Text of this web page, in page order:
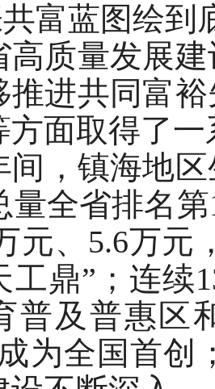
蓝图绘到
量发展建
推进共同富
方面取得了
镇海地区
量全省排名
元、5.6万元
工鼎”；连续
普及普惠区
为全国首创